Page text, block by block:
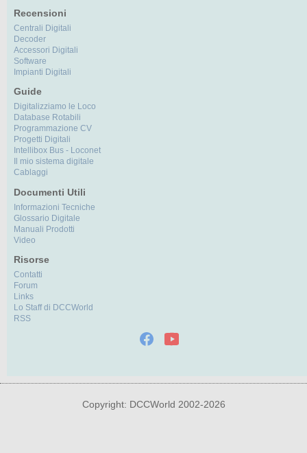
Recensioni
Centrali Digitali
Decoder
Accessori Digitali
Software
Impianti Digitali
Guide
Digitalizziamo le Loco
Database Rotabili
Programmazione CV
Progetti Digitali
Intellibox Bus - Loconet
Il mio sistema digitale
Cablaggi
Documenti Utili
Informazioni Tecniche
Glossario Digitale
Manuali Prodotti
Video
Risorse
Contatti
Forum
Links
Lo Staff di DCCWorld
RSS
Copyright: DCCWorld 2002-2026